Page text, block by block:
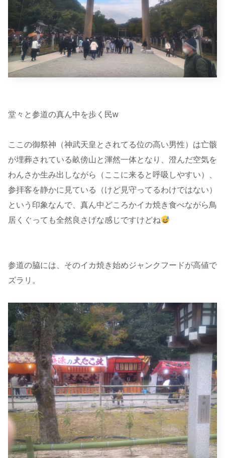
堂々と参道の真ん中を歩く民w
ここの御祭神（神武天皇とされてる位の高い男性）は亡骸
が埋葬されている畝傍山と渾然一体となり、澄んだ空気を
わんさか生み出しながら（ここに来ると呼吸しやすい）、
参拝客を静かに見ている（けど見守ってるわけではない）
という印象なんで、真ん中どころかイカ焼き食べながら鳥
居くぐっても全然良さげな感じですけどね
参道の脇には、そのイカ焼き始めジャンクフードが高値で
ズラリ。